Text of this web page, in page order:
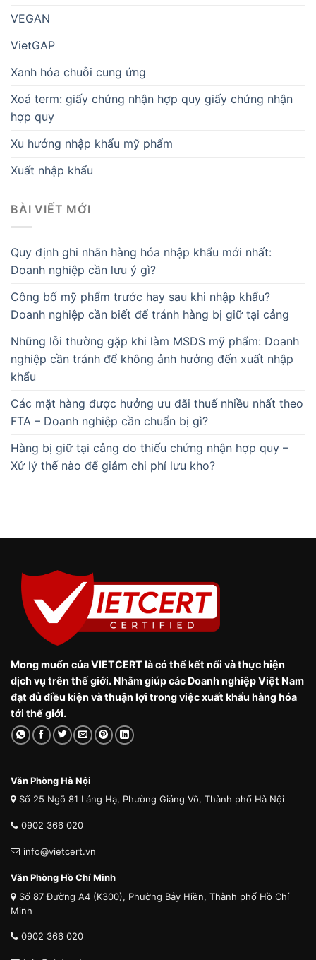
VEGAN
VietGAP
Xanh hóa chuỗi cung ứng
Xoá term: giấy chứng nhận hợp quy giấy chứng nhận
hợp quy
Xu hướng nhập khẩu mỹ phẩm
Xuất nhập khẩu
BÀI VIẾT MỚI
Quy định ghi nhãn hàng hóa nhập khẩu mới nhất:
Doanh nghiệp cần lưu ý gì?
Công bố mỹ phẩm trước hay sau khi nhập khẩu?
Doanh nghiệp cần biết để tránh hàng bị giữ tại cảng
Những lỗi thường gặp khi làm MSDS mỹ phẩm: Doanh
nghiệp cần tránh để không ảnh hưởng đến xuất nhập
khẩu
Các mặt hàng được hưởng ưu đãi thuế nhiều nhất theo
FTA – Doanh nghiệp cần chuẩn bị gì?
Hàng bị giữ tại cảng do thiếu chứng nhận hợp quy –
Xử lý thế nào để giảm chi phí lưu kho?
Mong muốn của VIETCERT là có thể kết nối và thực hiện
dịch vụ trên thế giới. Nhằm giúp các Doanh nghiệp Việt Nam
đạt đủ điều kiện và thuận lợi trong việc xuất khẩu hàng hóa
tới thế giới.
Văn Phòng Hà Nội
Số 25 Ngõ 81 Láng Hạ, Phường Giảng Võ, Thành phố Hà Nội
0902 366 020
info@vietcert.vn
Văn Phòng Hồ Chí Minh
Số 87 Đường A4 (K300), Phường Bảy Hiền, Thành phố Hồ Chí
Minh
0902 366 020